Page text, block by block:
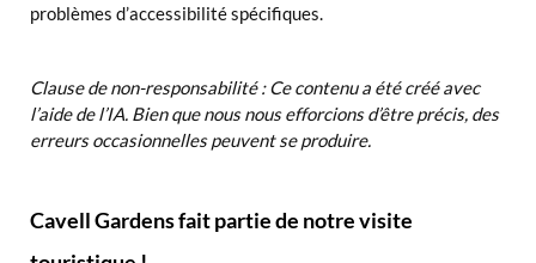
problèmes d’accessibilité spécifiques.
Clause de non-responsabilité : Ce contenu a été créé avec
l’aide de l’IA. Bien que nous nous efforcions d’être précis, des
erreurs occasionnelles peuvent se produire.
Cavell Gardens fait partie de notre visite